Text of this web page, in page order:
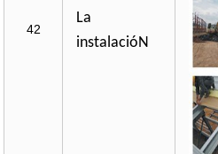
42
La
instalacióN